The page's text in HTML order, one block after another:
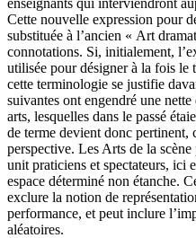
Cette nouvelle expression pour
substituée à l’ancien « Art
connotations. Si, initialement,
utilisée pour désigner à la fois le
cette terminologie se justifie
suivantes ont engendré une
arts, lesquelles dans le passé
de terme devient donc pertinent,
perspective. Les Arts de la
unit praticiens et spectateurs, ici
espace déterminé non étanche.
exclure la notion de
performance, et peut inclure
aléatoires.